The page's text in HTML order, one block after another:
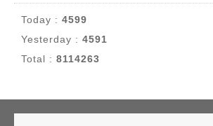
Today : 4599
Yesterday : 4591
Total : 8114263